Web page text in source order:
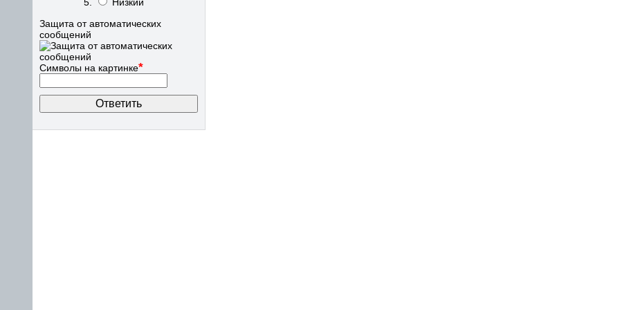
Низкий
Защита от автоматических
сообщений
Символы на картинке*